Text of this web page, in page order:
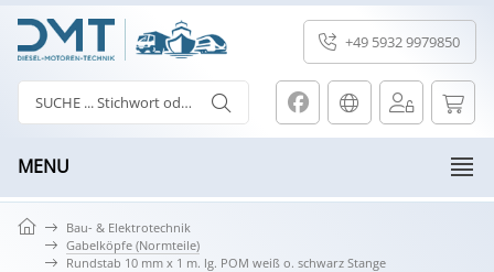
+49 5932 9979850
MENU
Bau- & Elektrotechnik
Gabelköpfe (Normteile)
Rundstab 10 mm x 1 m. lg. POM weiß o. schwarz Stange